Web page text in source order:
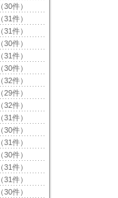
（30件）
（31件）
（31件）
（30件）
（31件）
（30件）
（32件）
（29件）
（32件）
（31件）
（30件）
（31件）
（30件）
（31件）
（31件）
（30件）